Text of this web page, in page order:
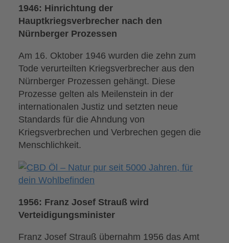
1946: Hinrichtung der
Hauptkriegsverbrecher nach den
Nürnberger Prozessen
Am 16. Oktober 1946 wurden die zehn zum
Tode verurteilten Kriegsverbrecher aus den
Nürnberger Prozessen gehängt. Diese
Prozesse gelten als Meilenstein in der
internationalen Justiz und setzten neue
Standards für die Ahndung von
Kriegsverbrechen und Verbrechen gegen die
Menschlichkeit.
1956: Franz Josef Strauß wird
Verteidigungsminister
Franz Josef Strauß übernahm 1956 das Amt